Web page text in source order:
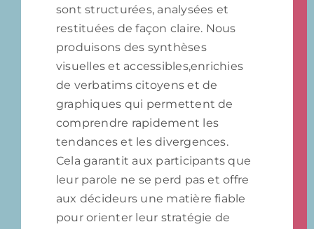
sont structurées, analysées et
restituées de façon claire. Nous
produisons des synthèses
visuelles et accessibles,enrichies
de verbatims citoyens et de
graphiques qui permettent de
comprendre rapidement les
tendances et les divergences.
Cela garantit aux participants que
leur parole ne se perd pas et offre
aux décideurs une matière fiable
pour orienter leur stratégie de